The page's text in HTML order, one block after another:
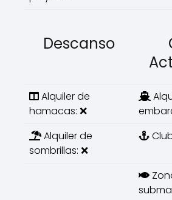
Descanso
Alquiler de
hamacas: ❌
Alquiler de
sombrillas: ❌